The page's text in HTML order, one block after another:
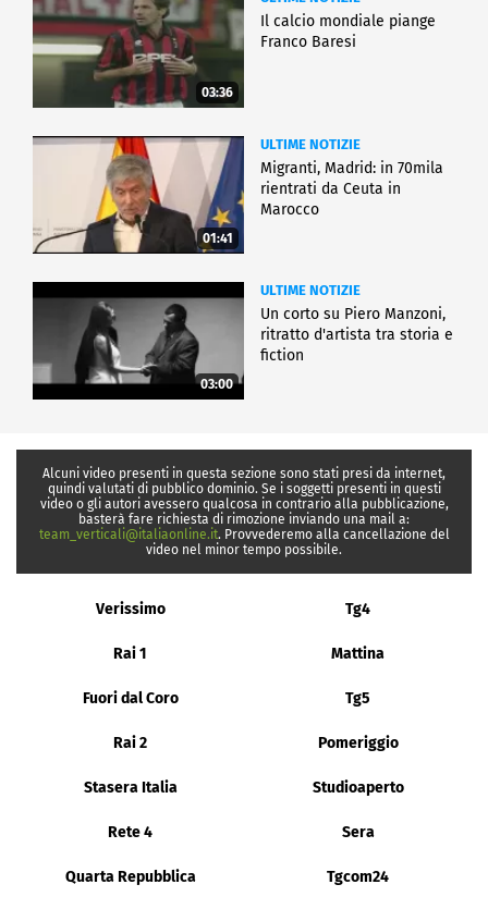
03:36
Il calcio mondiale piange
Franco Baresi
01:41
ULTIME NOTIZIE
Migranti, Madrid: in 70mila
rientrati da Ceuta in
Marocco
03:00
ULTIME NOTIZIE
Un corto su Piero Manzoni,
ritratto d'artista tra storia e
fiction
Alcuni video presenti in questa sezione sono stati presi da internet,
quindi valutati di pubblico dominio. Se i soggetti presenti in questi
video o gli autori avessero qualcosa in contrario alla pubblicazione,
basterà fare richiesta di rimozione inviando una mail a:
team_verticali@italiaonline.it. Provvederemo alla cancellazione del
video nel minor tempo possibile.
Verissimo Tg4
Rai 1 Mattina
Fuori dal Coro Tg5
Rai 2 Pomeriggio
Stasera Italia Studioaperto
Rete 4 Sera
Quarta Repubblica Tgcom24